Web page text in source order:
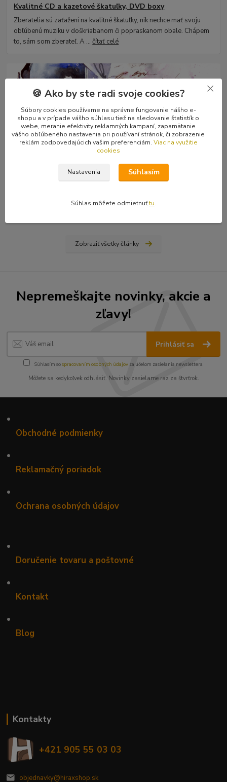
Kvalitné CD a kazetové škatuľky, DVD boxy
Zberatelia sú zaťažení na kvalitné škatuľky, nik nechce mať svoju
obľúbenú muziku v doškriabanom či popraskanom obale. Chápem
to, sám som zberateľ. A ...čítať celé
Ako nájsť vydavateľa, či vydať vlastnú knihu? Rady a tipy
vydavateľa (ale aj to má svoju technológiu), alebo si prvotinu
Zobraziť všetky články
Nepremeškajte novinky, akcie a
zľavy!
Prihlásiť sa
Súhlasím sospracovaním osobných údajov za účelom zasielania newslettera.
Môžete sa kedykoľvek odhlásiť. Novinky zasielame raz za štvrťrok.
•
Obchodné podmienky
•
Reklamačný poriadok
•
Ochrana osobných údajov
•
Doručenie tovaru a poštovné
•
Kontakt
•
Blog
Kontakty
+421 905 55 03 03
objednavky@hiraxshop.sk
🍪 Ako by ste radi svoje cookies?
Súbory cookies používame na správne fungovanie nášho e-
shopu a v prípade vášho súhlasu tiež na sledovanie štatistík o
webe, meranie efektivity reklamných kampaní, zapamätanie
vášho obľúbeného nastavenia pri používaní stránok, či zobrazenie
reklám zodpovedajúcich vašim preferenciám. Viac na využitie
cookies
Nastavenia Súhlasím
Súhlas môžete odmietnuťtu.